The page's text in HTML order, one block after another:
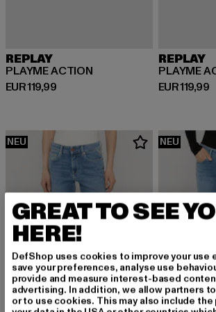
REPLAY
PLAYME ACTION
EUR 119,99
Derzeitiger Preis: EUR 119,99
REPLAY
PLAYME
EUR 119,99
Derzeitiger
NEU NEU
GREAT TO SEE
HERE!
DefShop uses cookies to improve your use
save your preferences, analyse use
provide and measure interest-based
advertising. In addition, we allow partners
or to use cookies. This may also include